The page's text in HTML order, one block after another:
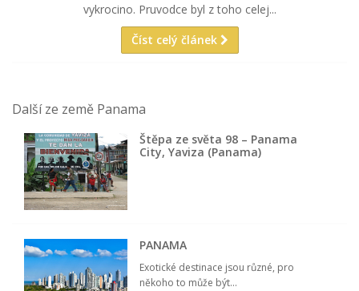
vykrocino. Pruvodce byl z toho celej...
Číst celý článek
Další ze země Panama
Štěpa ze světa 98 – Panama
City, Yaviza (Panama)
PANAMA
Exotické destinace jsou různé, pro
někoho to může být...